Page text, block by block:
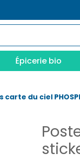
Épicerie bio
du ciel